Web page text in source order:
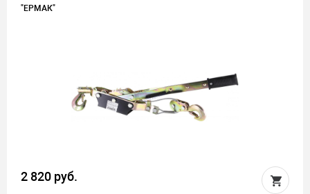
"ЕРМАК"
2 820 руб.